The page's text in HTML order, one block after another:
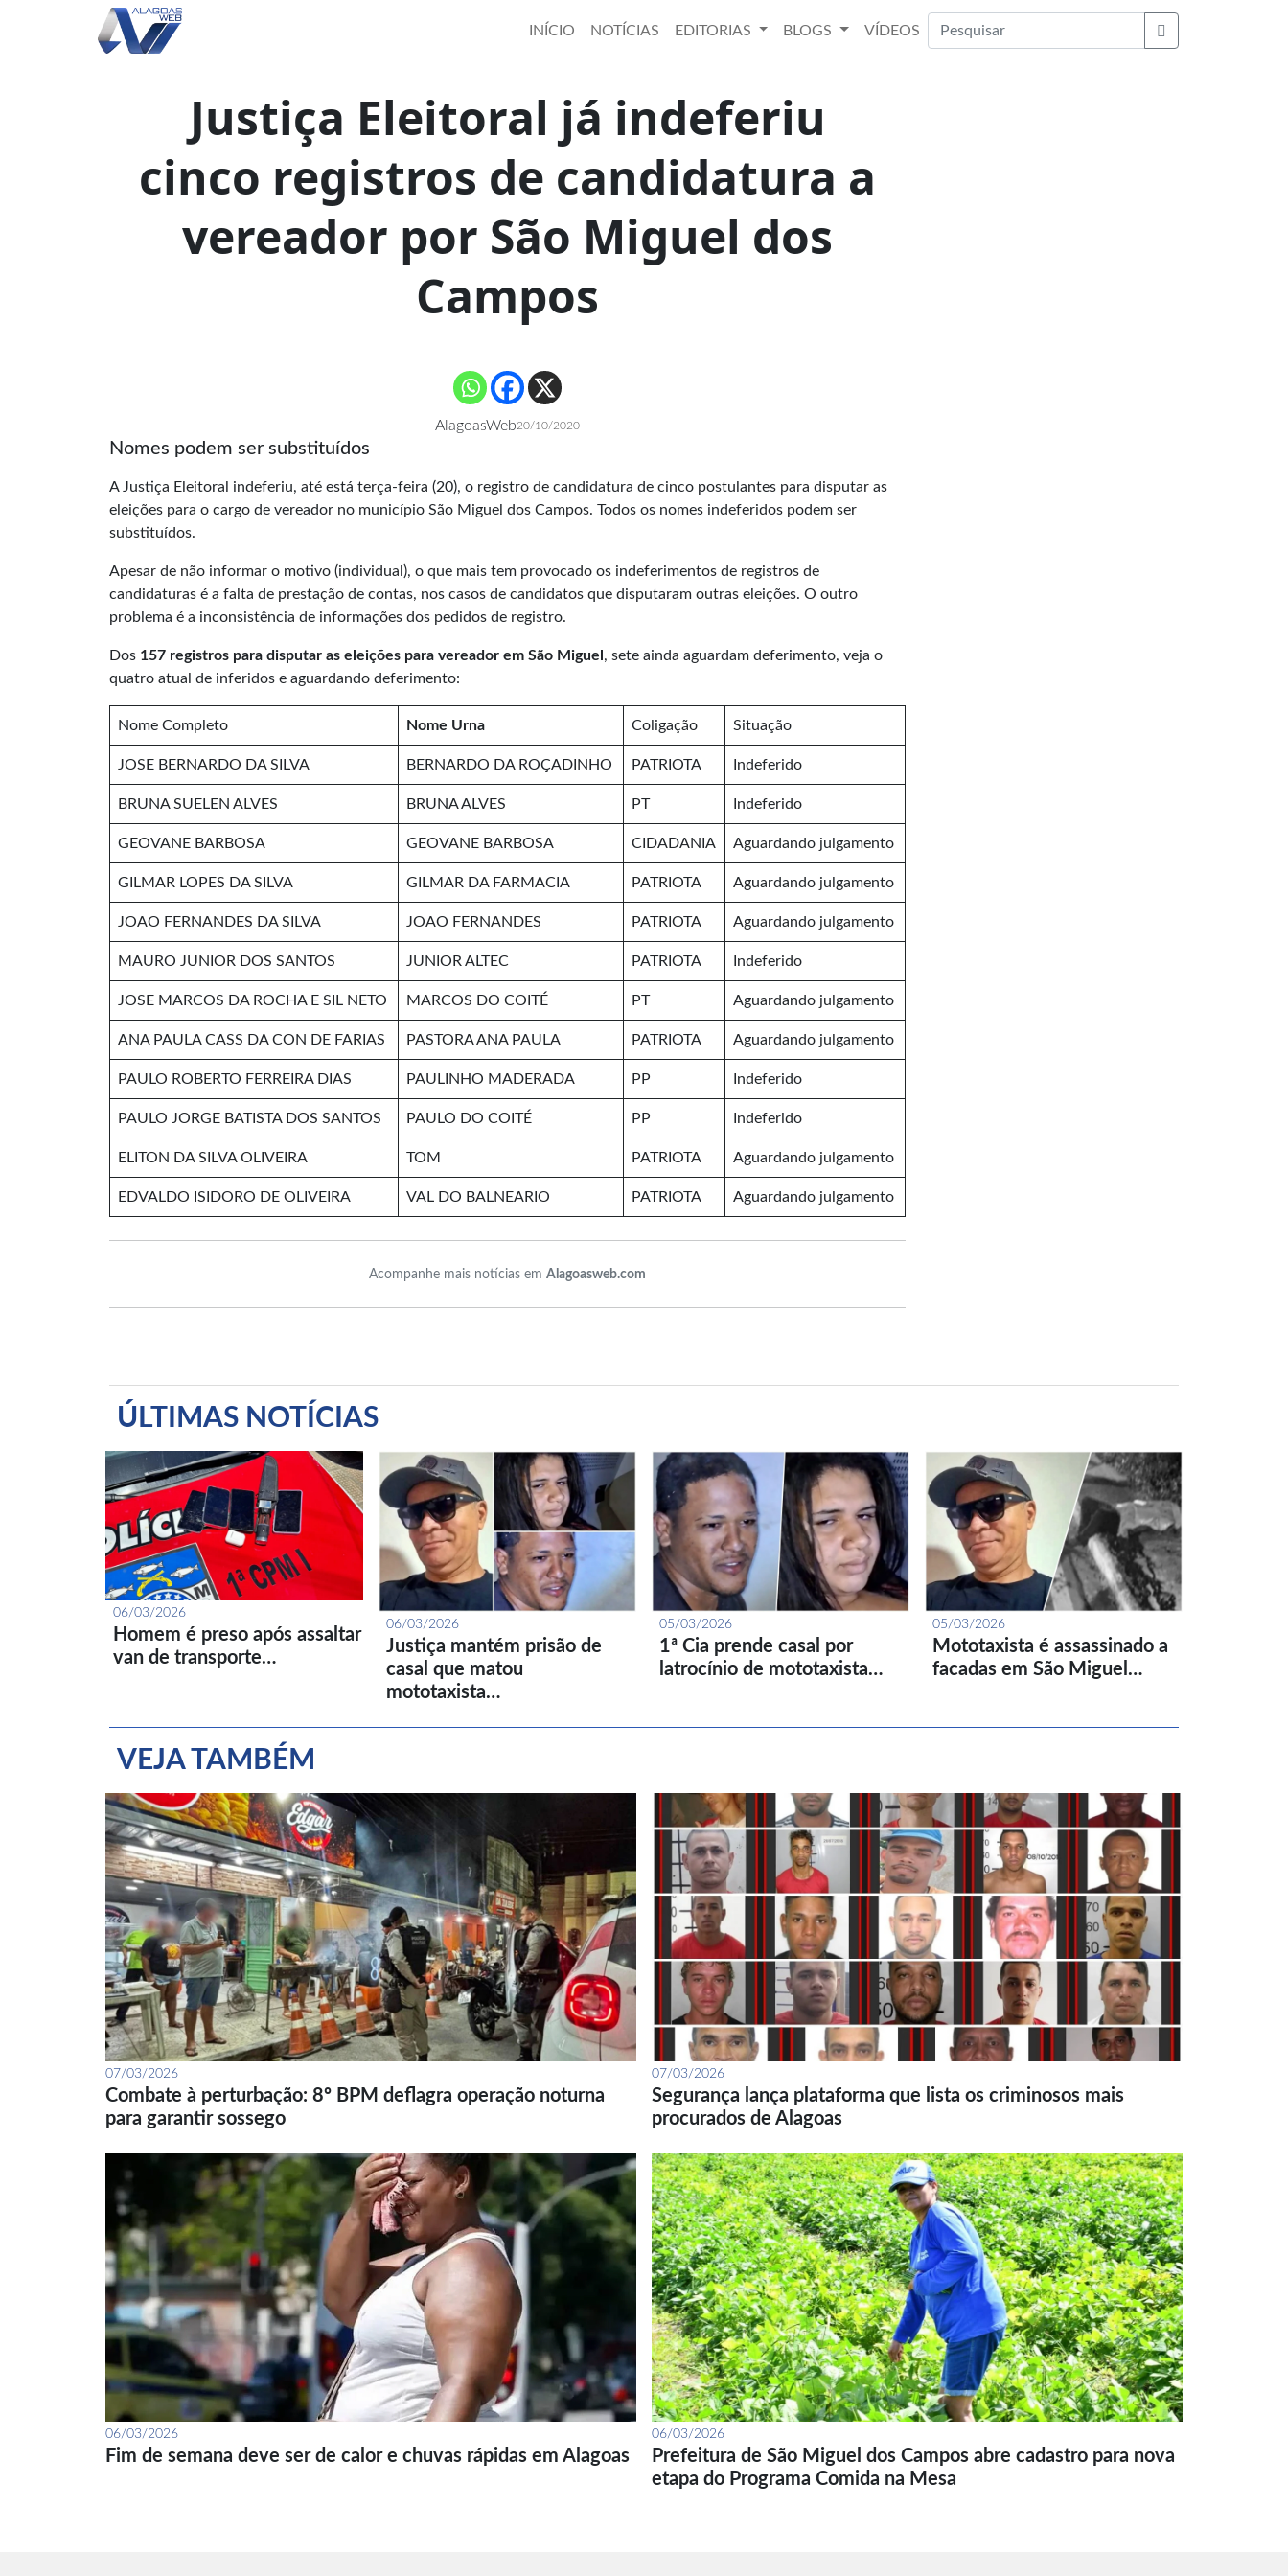
INÍCIO NOTÍCIAS EDITORIAS BLOGS
VÍDEOS
Buscar
Justiça Eleitoral já indeferiu
cinco registros de candidatura a
vereador por São Miguel dos
Campos
AlagoasWeb20/10/2020
Nomes podem ser substituídos
A Justiça Eleitoral indeferiu, até está terça-feira (20), o registro de candidatura de cinco postulantes para disputar as
eleições para o cargo de vereador no município São Miguel dos Campos. Todos os nomes indeferidos podem ser
substituídos.
Apesar de não informar o motivo (individual), o que mais tem provocado os indeferimentos de registros de
candidaturas é a falta de prestação de contas, nos casos de candidatos que disputaram outras eleições. O outro
problema é a inconsistência de informações dos pedidos de registro.
Dos 157 registros para disputar as eleições para vereador em São Miguel , sete ainda aguardam deferimento, veja o
quatro atual de inferidos e aguardando deferimento:
Nome Completo Nome Urna Coligação Situação
JOSE BERNARDO DA SILVA BERNARDO DA ROÇADINHO PATRIOTA Indeferido
BRUNA SUELEN ALVES BRUNA ALVES PT Indeferido
GEOVANE BARBOSA GEOVANE BARBOSA CIDADANIA Aguardando julgamento
GILMAR LOPES DA SILVA GILMAR DA FARMACIA PATRIOTA Aguardando julgamento
JOAO FERNANDES DA SILVA JOAO FERNANDES PATRIOTA Aguardando julgamento
MAURO JUNIOR DOS SANTOS JUNIOR ALTEC PATRIOTA Indeferido
JOSE MARCOS DA ROCHA E SIL NETO MARCOS DO COITÉ PT Aguardando julgamento
ANA PAULA CASS DA CON DE FARIAS PASTORA ANA PAULA PATRIOTA Aguardando julgamento
PAULO ROBERTO FERREIRA DIAS PAULINHO MADERADA PP Indeferido
PAULO JORGE BATISTA DOS SANTOS PAULO DO COITÉ PP Indeferido
ELITON DA SILVA OLIVEIRA TOM PATRIOTA Aguardando julgamento
EDVALDO ISIDORO DE OLIVEIRA VAL DO BALNEARIO PATRIOTA Aguardando julgamento
Acompanhe mais notícias em Alagoasweb.com
ÚLTIMAS NOTÍCIAS
06/03/2026
Homem é preso após assaltar
van de transporte…
06/03/2026
Justiça mantém prisão de
casal que matou
mototaxista…
05/03/2026
1ª Cia prende casal por
latrocínio de mototaxista…
05/03/2026
Mototaxista é assassinado a
facadas em São Miguel…
VEJA TAMBÉM
07/03/2026
Combate à perturbação: 8º BPM deflagra operação noturna
para garantir sossego
07/03/2026
Segurança lança plataforma que lista os criminosos mais
procurados de Alagoas
06/03/2026
Fim de semana deve ser de calor e chuvas rápidas em Alagoas
06/03/2026
Prefeitura de São Miguel dos Campos abre cadastro para nova
etapa do Programa Comida na Mesa